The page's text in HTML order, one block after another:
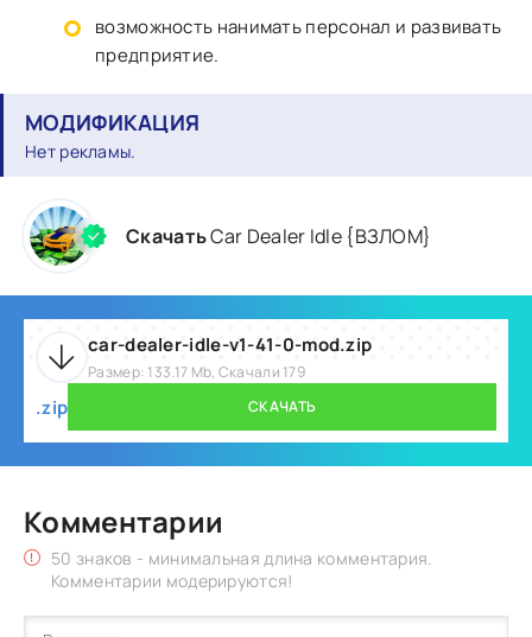
возможность нанимать персонал и развивать
предприятие.
МОДИФИКАЦИЯ
Нет рекламы.
СкачатьCar Dealer Idle {ВЗЛОМ}
car-dealer-idle-v1-41-0-mod.zip
Размер: 133.17 Mb, Скачали 179
.zip СКАЧАТЬ
Комментарии
50 знаков - минимальная длина комментария.
Комментарии модерируются!